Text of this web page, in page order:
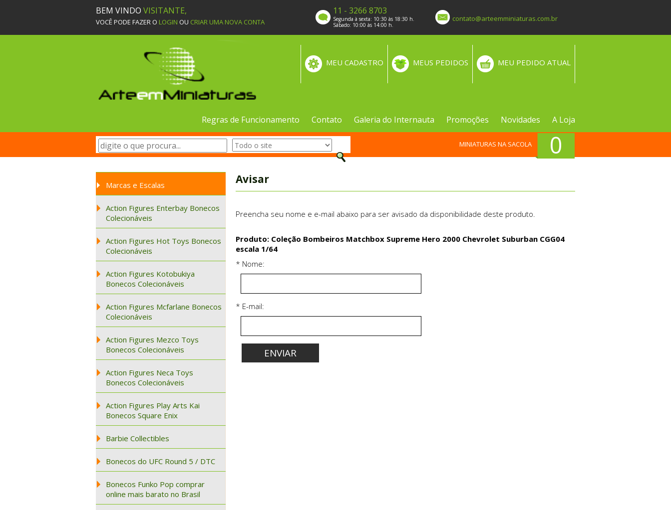
BEM VINDO VISITANTE,
VOCÊ PODE FAZER O LOGIN OU CRIAR UMA NOVA CONTA
11 - 3266 8703
Segunda à sexta: 10:30 às 18:30 h.
Sábado: 10:00 às 14:00 h.
contato@arteemminiaturas.com.br
MEU PEDIDO ATUAL
MEUS PEDIDOS
MEU CADASTRO
Regras de Funcionamento Contato Galeria do Internauta Promoções Novidades A Loja
0
MINIATURAS NA SACOLA
Marcas e Escalas
Action Figures Enterbay Bonecos
Colecionáveis
Action Figures Hot Toys Bonecos
Colecionáveis
Action Figures Kotobukiya
Bonecos Colecionáveis
Action Figures Mcfarlane Bonecos
Colecionáveis
Action Figures Mezco Toys
Bonecos Colecionáveis
Action Figures Neca Toys
Bonecos Colecionáveis
Action Figures Play Arts Kai
Bonecos Square Enix
Barbie Collectibles
Bonecos do UFC Round 5 / DTC
Bonecos Funko Pop comprar
online mais barato no Brasil
Avisar
Preencha seu nome e e-mail abaixo para ser avisado da disponibilidade deste produto.
Produto: Coleção Bombeiros Matchbox Supreme Hero 2000 Chevrolet Suburban CGG04
escala 1/64
* Nome:
* E-mail: